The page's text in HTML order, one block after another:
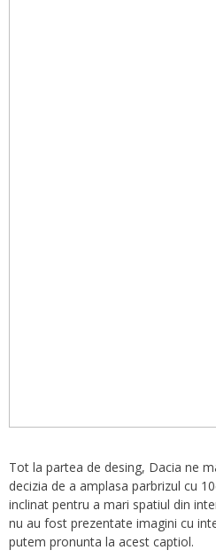
Tot la partea de desing, Dacia ne
decizia de a amplasa parbrizul cu
inclinat pentru a mari spatiul din
nu au fost prezentate imagini cu
putem pronunta la acest captiol.